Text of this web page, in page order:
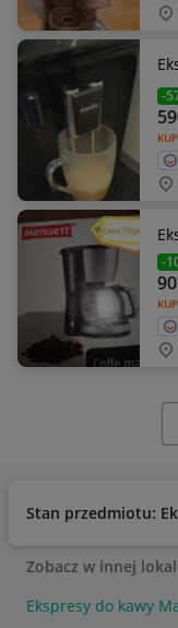
-
-
90
Stan przedmiotu:
Zobacz w innej
Ekspresy do kawy